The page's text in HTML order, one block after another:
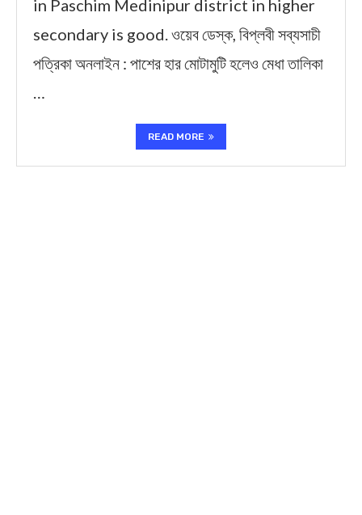
in Paschim Medinipur district in higher
secondary is good. ওয়েব ডেস্ক, বিপ্লবী সব্যসাচী
পত্রিকা অনলাইন : পাশের হার মোটামুটি হলেও মেধা তালিকা
…
READ MORE